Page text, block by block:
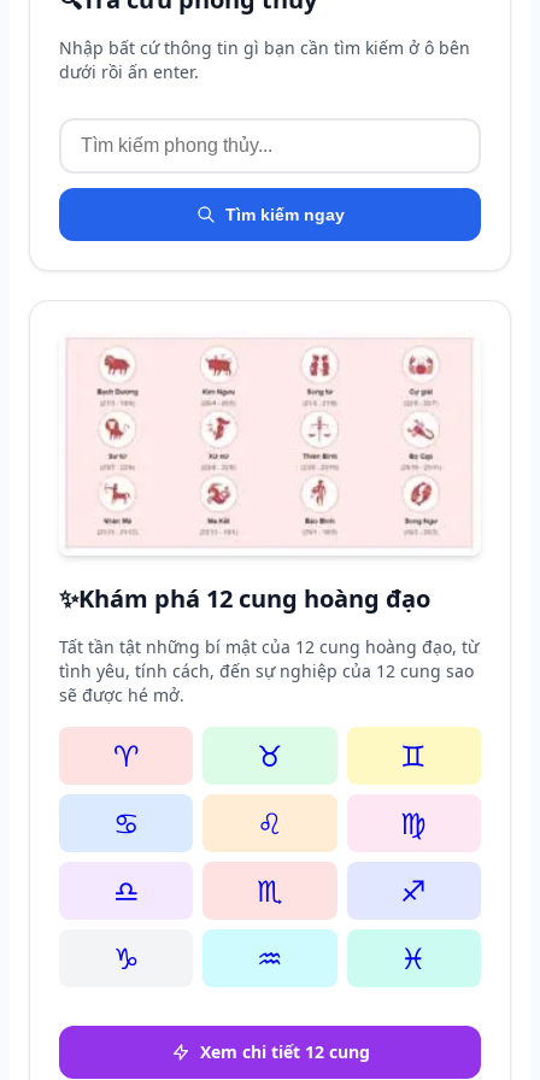
Nhập bất cứ thông tin gì bạn cần tìm kiếm ở ô bên
dưới rồi ấn enter.
Tìm kiếm ngay
✨Khám phá 12 cung hoàng đạo
Tất tần tật những bí mật của 12 cung hoàng đạo, từ
tình yêu, tính cách, đến sự nghiệp của 12 cung sao
sẽ được hé mở.
♈ ♉
♊
♋
♌
♍
♎
♏
♐
♑
♒ ♓
Xem chi tiết 12 cung